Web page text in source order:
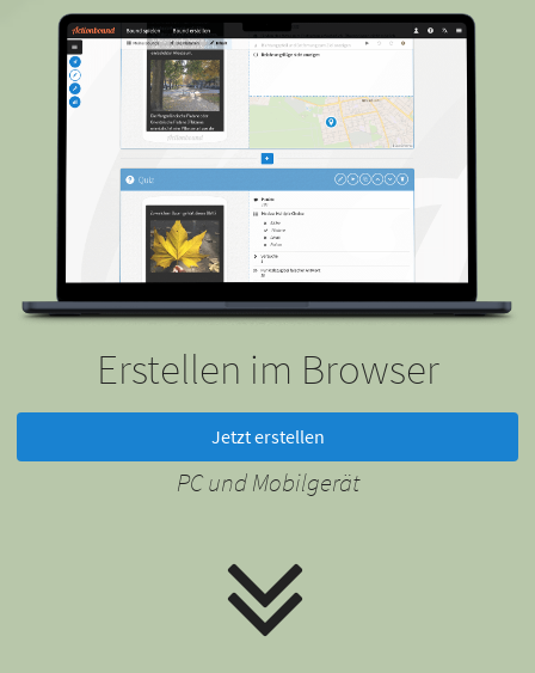
Erstellen im Browser
Jetzt erstellen
PC und Mobilgerät